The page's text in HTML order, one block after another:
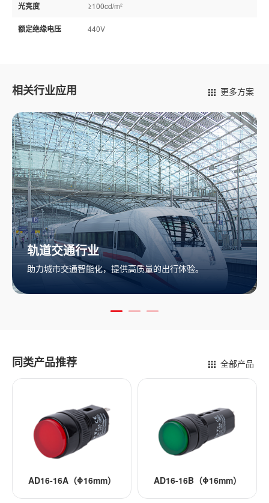
光亮度 ≥100cd/m²
额定绝缘电压 440V
相关行业应用 更多方案
高质量的出行体验。
新能源行业
推动可再生能源利用，
同类产品推荐 全部产品
（Φ16mm） AD16-16B（Φ16mm） AD16-16C